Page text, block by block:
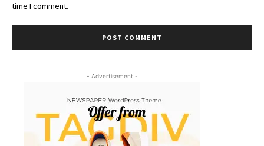
time I comment.
- Advertisement -